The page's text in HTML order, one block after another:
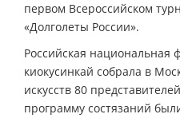
первом Всероссийском
«Долголеты России».
Российская национальная
киокусинкай собрала в
искусств 80
программу состязаний